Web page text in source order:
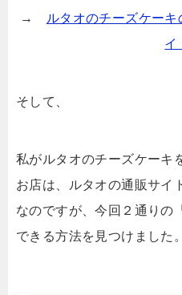
→
ルタオのチーズケー
イ
そして、
私がルタオのチーズケーキ
お店は、ルタオの通販サ
なのですが、今回２通りの
できる方法を見つけました。